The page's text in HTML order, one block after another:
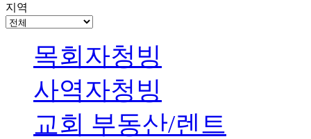
지역
목회자청빙
사역자청빙
교회 부동산/렌트